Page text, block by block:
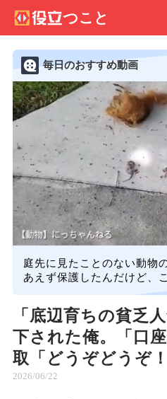
毎日のおすすめ動画
庭先に見たことのない動物
あえず保護したんだけど、
「底辺育ちの貧乏
下された俺。「口
取「どうぞどうぞ
2026/06/22